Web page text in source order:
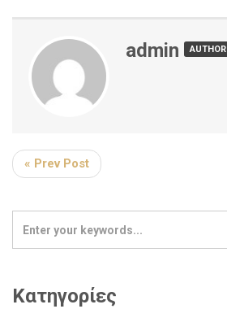
admin AUTHOR
« Prev Post
Κατηγορίες